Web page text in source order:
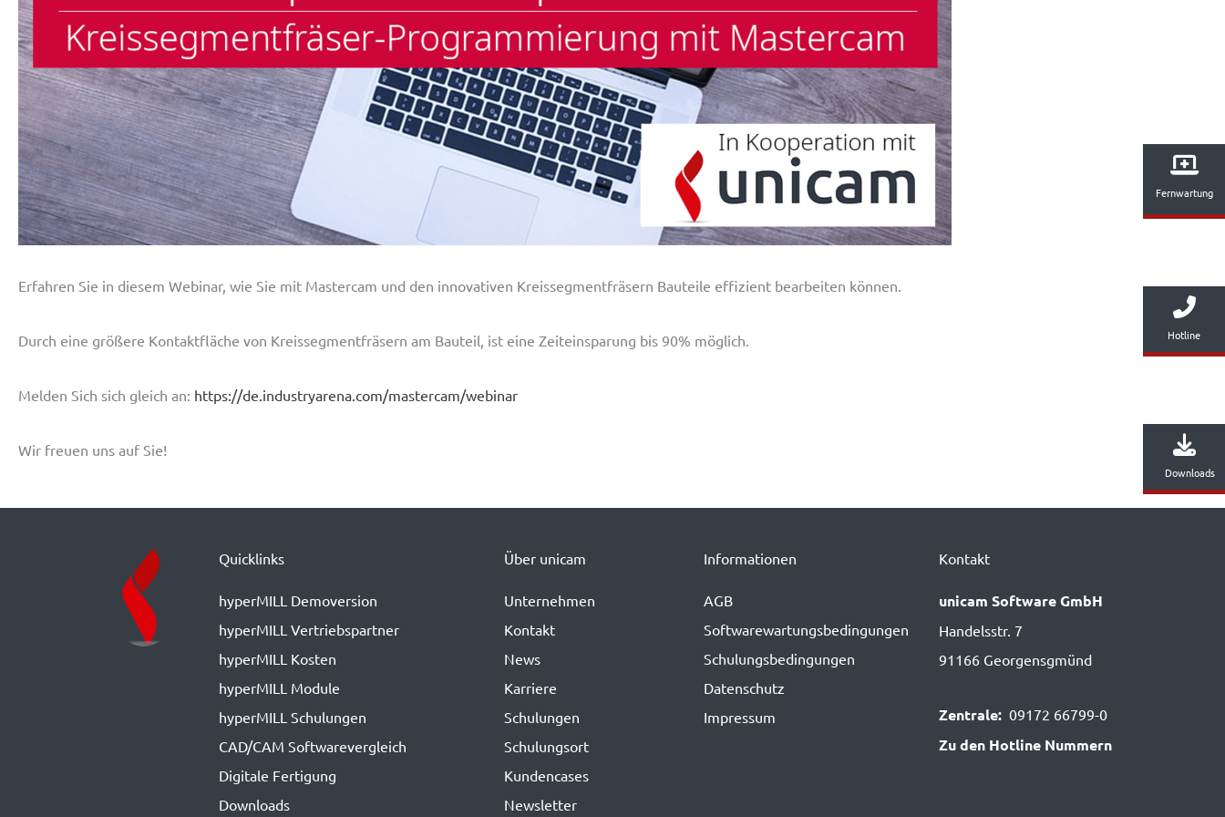
Erfahren Sie in diesem Webinar, wie Sie mit Mastercam und den innovativen Kreissegmentfräsern Bauteile effizient bearbeiten können.
Durch eine größere Kontaktfläche von Kreissegmentfräsern am Bauteil, ist eine Zeiteinsparung bis 90% möglich.
Melden Sich sich gleich an: https://de.industryarena.com/mastercam/webinar
Wir freuen uns auf Sie!
Quicklinks
hyperMILL Demoversion
hyperMILL Vertriebspartner
hyperMILL Kosten
hyperMILL Module
hyperMILL Schulungen
CAD/CAM Softwarevergleich
Digitale Fertigung
Downloads
Über unicam
Unternehmen
Kontakt
News
Karriere
Schulungen
Schulungsort
Kundencases
Newsletter
Informationen
AGB
Softwarewartungs­bedingungen
Schulungsbedingungen
Datenschutz
Impressum
Kontakt
unicam Software GmbH
Handelsstr. 7
91166 Georgensgmünd
Zentrale: 09172 66799-0
Zu den Hotline Nummern
Fernwartung
Hotline
Downloads